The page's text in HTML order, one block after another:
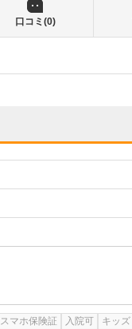
口コミ(0)
スマホ保険証 入院可 キッズ